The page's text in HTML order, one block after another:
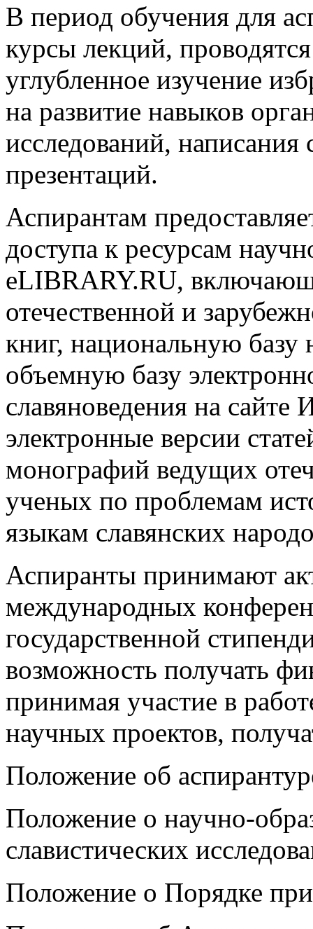
В период обучения для
курсы лекций,
углубленное изучение
на развитие навыков
исследований, написания
презентаций.
Аспирантам
доступа к ресурсам
eLIBRARY.RU,
отечественной и
книг, национальную
объемную базу
славяноведения на
электронные версии
монографий ведущих
ученых по проблемам
языкам славянских
Аспиранты принимают
международных
государственной
возможность получать
принимая участие в
научных проектов,
Положение об
Положение о научно-
славистических
Положение о Порядке